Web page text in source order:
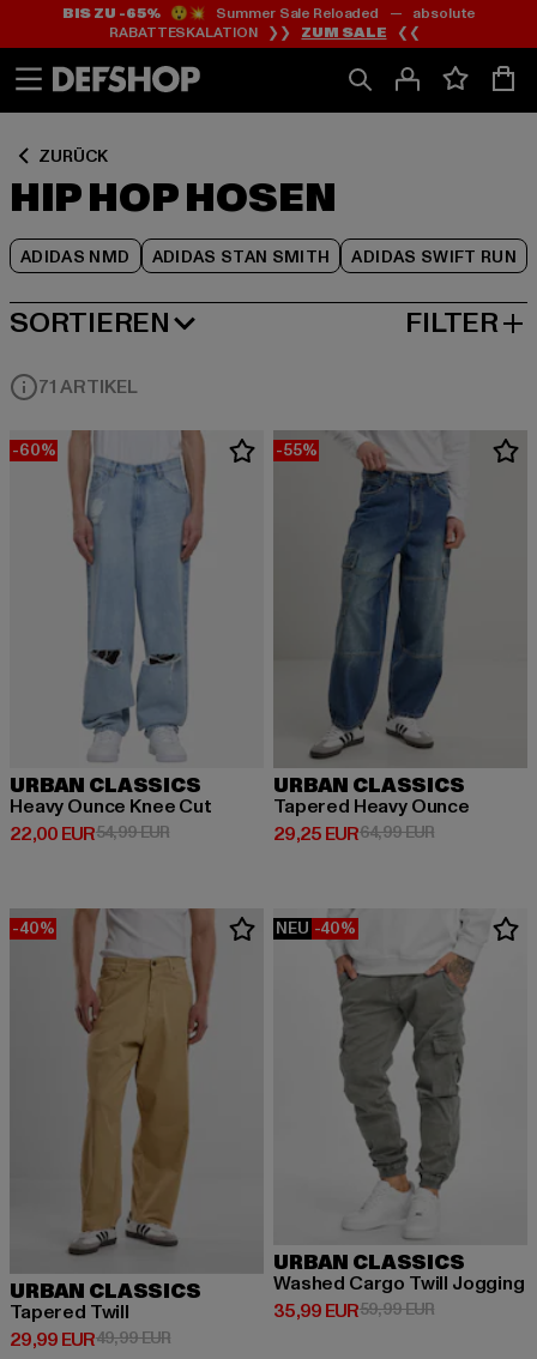
Zum
Inhalt
springen
Zum
Fußzeile
springen
BIS ZU -65%😲💥 Summer Sale Reloaded — absolute
RABATTESKALATION ❯❯ ZUM SALE ❮❮
ZURÜCK
HIP HOP HOSEN
ADIDAS NMD ADIDAS STAN SMITH ADIDAS SWIFT RUN
Zum
Produktraster
springen
SORTIEREN
HÖCHSTE REDUZIERUNG FILTER
71 ARTIKEL
-60%
URBAN CLASSICS
Heavy Ounce Knee Cut
22,00 EUR
Derzeitiger Preis: 22,00 EUR
54,99 EURAktionspreis: 54,99 EUR
-55%
URBAN CLASSICS
Tapered Heavy Ounce
29,25 EUR
Derzeitiger Preis: 29,25 EUR
64,99 EURAktionspreis:
-40%
URBAN CLASSICS
Tapered Twill
29,99 EUR
Derzeitiger Preis: 29,99 EUR
49,99 EURAktionspreis: 49,99 EUR
NEU -40%
URBAN CLASSICS
Washed Cargo Twill Jogging
35,99 EUR
Derzeitiger Preis: 35,99 EUR
59,99 EURAktionspreis: